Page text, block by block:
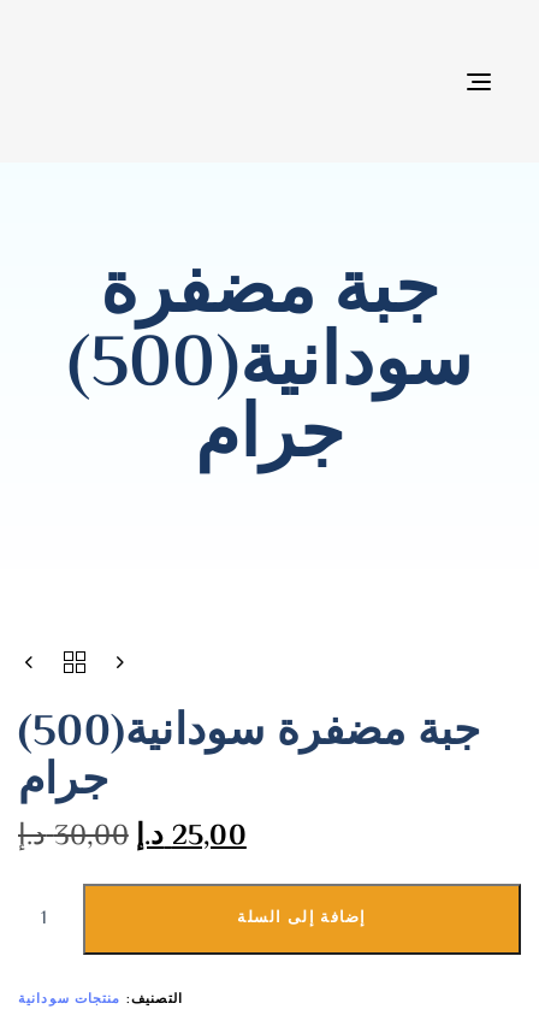
جبة مضفرة
سودانية(500)
جرام
جبة مضفرة سودانية(500)
جرام
30,00د.إ 25,00د.إ
إضافة إلى السلة
التصنيف: منتجات سودانية